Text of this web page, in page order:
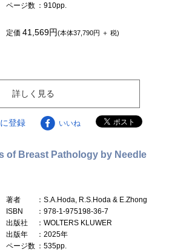
ページ数 ：910pp.
定価41,569円(本体37,790円 ＋ 税)
詳しく見る
登録 いいね
of Breast Pathology by Needle
著者
：S.A.Hoda, R.S.Hoda & E.Zhong
ISBN
：978-1-975198-36-7
出版社
：WOLTERS KLUWER
出版年
：2025年
ページ数 ：535pp.